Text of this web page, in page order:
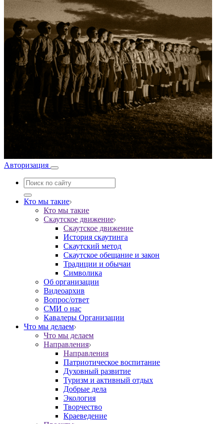
Авторизация
Кто мы такие
Кто мы такие
Скаутское движение
Скаутское движение
История скаутинга
Скаутский метод
Скаутское обещание и закон
Традиции и обычаи
Символика
Об организации
Видеоархив
Вопрос/ответ
СМИ о нас
Кавалеры Организации
Что мы делаем
Что мы делаем
Направления
Направления
Патриотическое воспитание
Духовный развитие
Туризм и активный отдых
Добрые дела
Экология
Творчество
Краеведение